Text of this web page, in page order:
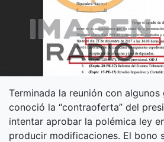
Terminada la reunión con
conoció la “contraoferta” del
intentar aprobar la polémica ley
producir modificaciones. El bono